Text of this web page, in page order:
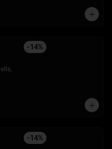
-14%
-14%